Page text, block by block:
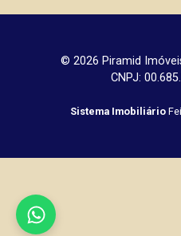
© 2026 Piramid
CNPJ:
Sistema Imobiliário